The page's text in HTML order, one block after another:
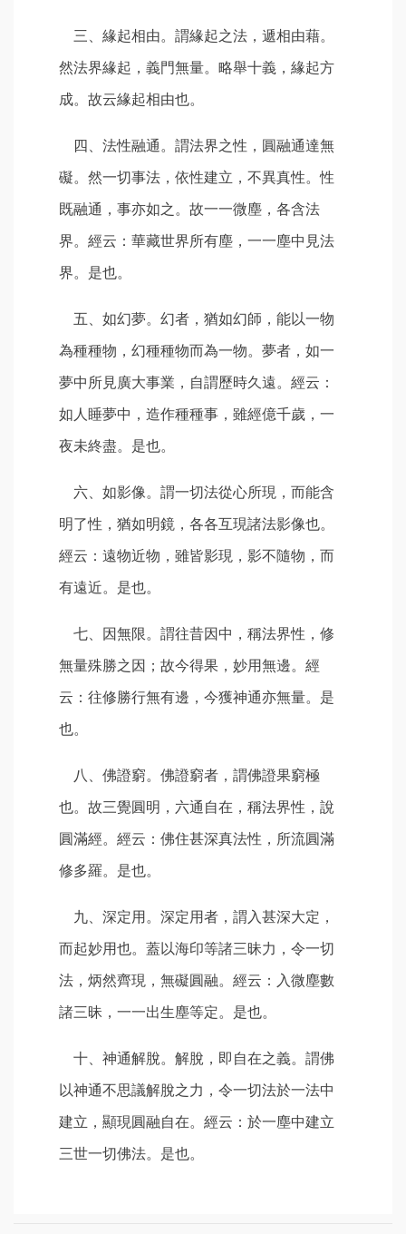
三、緣起相由。謂緣起之法，遞相由藉。
然法界緣起，義門無量。略舉十義，緣起方
成。故云緣起相由也。
四、法性融通。謂法界之性，圓融通達無
礙。然一切事法，依性建立，不異真性。性
既融通，事亦如之。故一一微塵，各含法
界。經云：華藏世界所有塵，一一塵中見法
界。是也。
五、如幻夢。幻者，猶如幻師，能以一物
為種種物，幻種種物而為一物。夢者，如一
夢中所見廣大事業，自謂歷時久遠。經云：
如人睡夢中，造作種種事，雖經億千歲，一
夜未終盡。是也。
六、如影像。謂一切法從心所現，而能含
明了性，猶如明鏡，各各互現諸法影像也。
經云：遠物近物，雖皆影現，影不隨物，而
有遠近。是也。
七、因無限。謂往昔因中，稱法界性，修
無量殊勝之因；故今得果，妙用無邊。經
云：往修勝行無有邊，今獲神通亦無量。是
也。
八、佛證窮。佛證窮者，謂佛證果窮極
也。故三覺圓明，六通自在，稱法界性，說
圓滿經。經云：佛住甚深真法性，所流圓滿
修多羅。是也。
九、深定用。深定用者，謂入甚深大定，
而起妙用也。蓋以海印等諸三昧力，令一切
法，炳然齊現，無礙圓融。經云：入微塵數
諸三昧，一一出生塵等定。是也。
十、神通解脫。解脫，即自在之義。謂佛
以神通不思議解脫之力，令一切法於一法中
建立，顯現圓融自在。經云：於一塵中建立
三世一切佛法。是也。